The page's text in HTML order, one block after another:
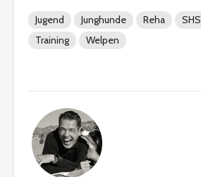
Jugend Junghunde Reha SHS
Training
Welpen